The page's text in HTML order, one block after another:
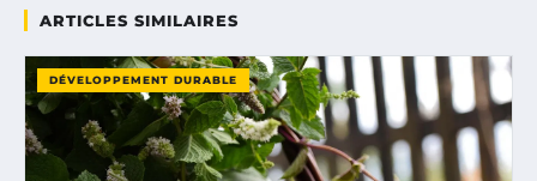
ARTICLES SIMILAIRES
DÉVELOPPEMENT DURABLE